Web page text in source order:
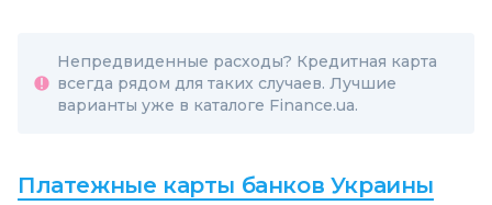
Непредвиденные расходы? Кредитная карта
всегда рядом для таких случаев. Лучшие
варианты уже в каталоге Finance.ua.
Платежные карты банков Украины